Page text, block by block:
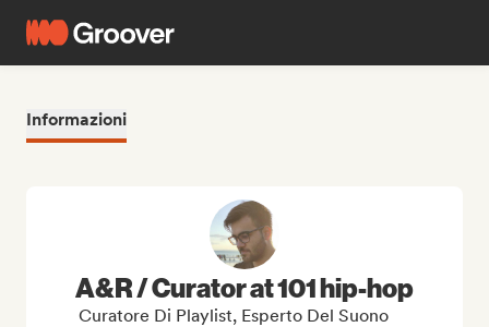
Informazioni
A&R / Curator at 101 hip-hop
Curatore Di Playlist, Esperto Del Suono